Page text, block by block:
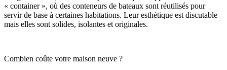
« container », où des conteneurs de bateaux sont réutilisés pour
servir de base à certaines habitations. Leur esthétique est discutable
mais elles sont solides, isolantes et originales.
Combien coûte votre maison neuve ?